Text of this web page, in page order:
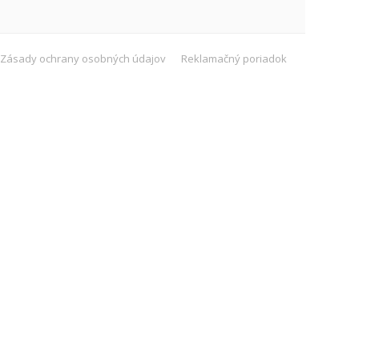
Zásady ochrany osobných údajov Reklamačný poriadok